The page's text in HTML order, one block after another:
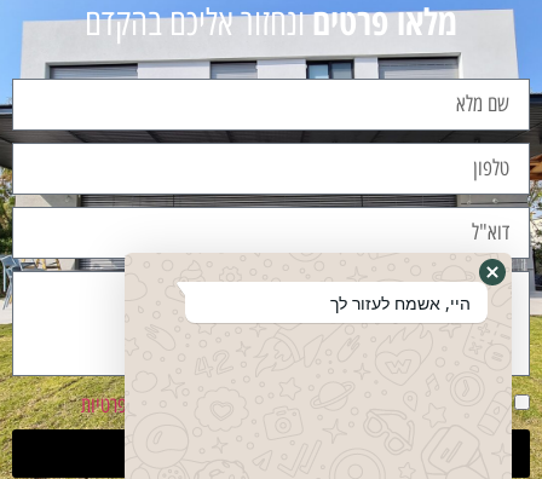
מלאו פרטיםונחזור אליכם בהקדם
למדיניות פרטיות
היי, אשמח לעזור לך